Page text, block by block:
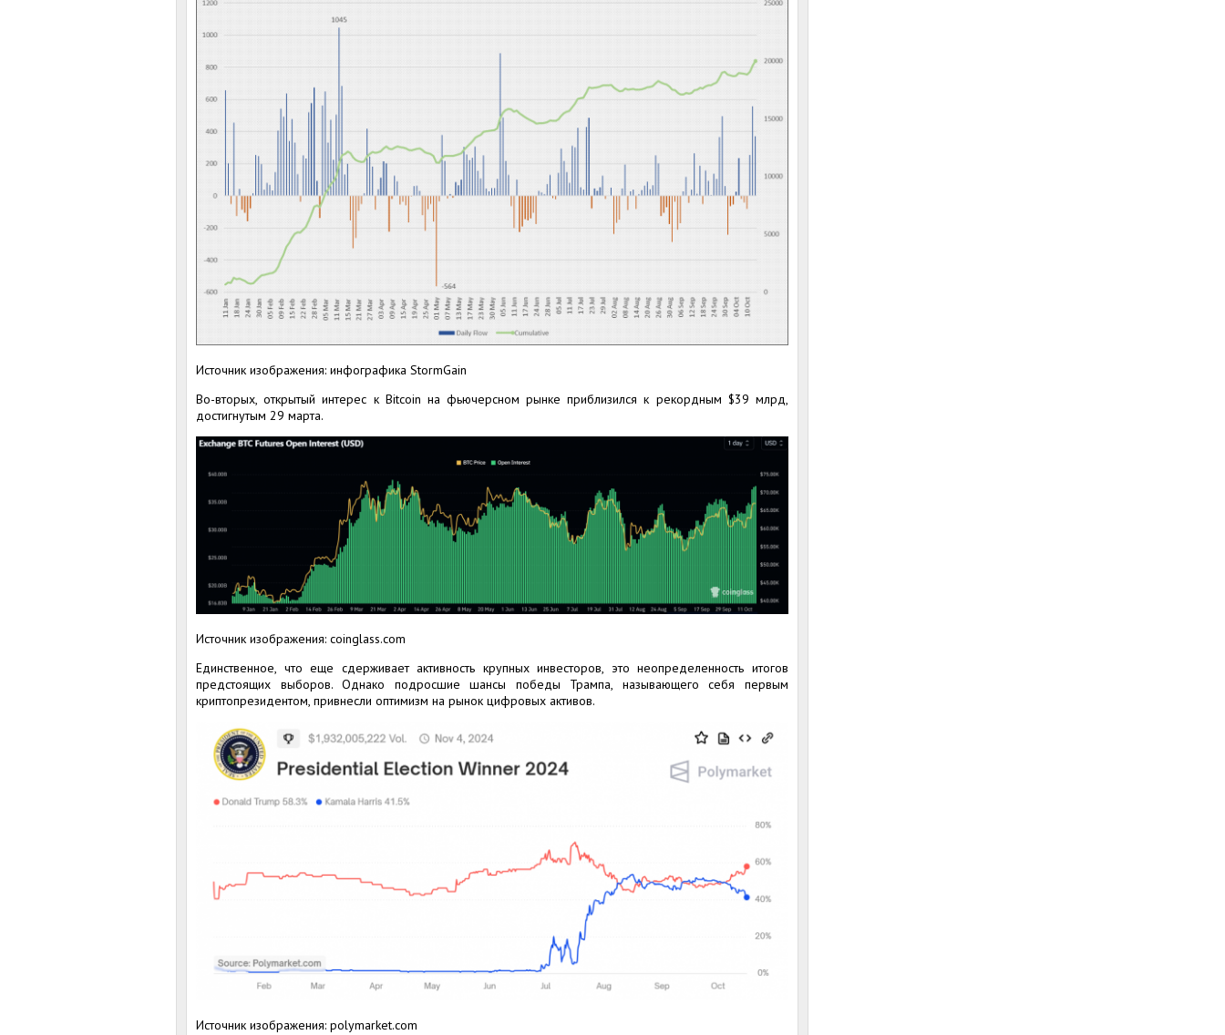
Источник изображения: инфографика StormGain
Во-вторых, открытый интерес к Bitcoin на фьючерсном рынке приблизился к рекордным $39 млрд,
достигнутым 29 марта.
Источник изображения: coinglass.com
Единственное, что еще сдерживает активность крупных инвесторов, это неопределенность итогов
предстоящих выборов. Однако подросшие шансы победы Трампа, называющего себя первым
криптопрезидентом, привнесли оптимизм на рынок цифровых активов.
Источник изображения: polymarket.com